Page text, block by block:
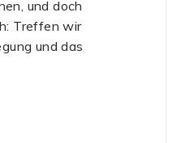
und doch
Treffen wir
und das